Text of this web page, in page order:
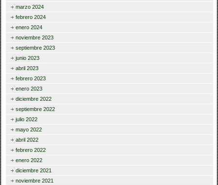
marzo 2024
febrero 2024
enero 2024
noviembre 2023
septiembre 2023
junio 2023
abril 2023
febrero 2023
enero 2023
diciembre 2022
septiembre 2022
julio 2022
mayo 2022
abril 2022
febrero 2022
enero 2022
diciembre 2021
noviembre 2021